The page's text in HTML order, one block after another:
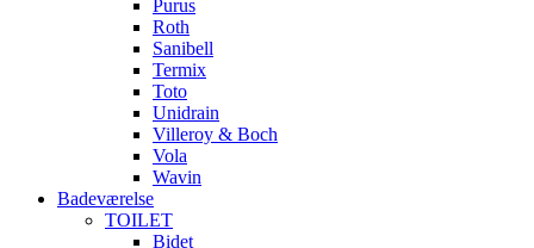
Purus
Roth
Sanibell
Termix
Toto
Unidrain
Villeroy & Boch
Vola
Wavin
Badeværelse
TOILET
Bidet